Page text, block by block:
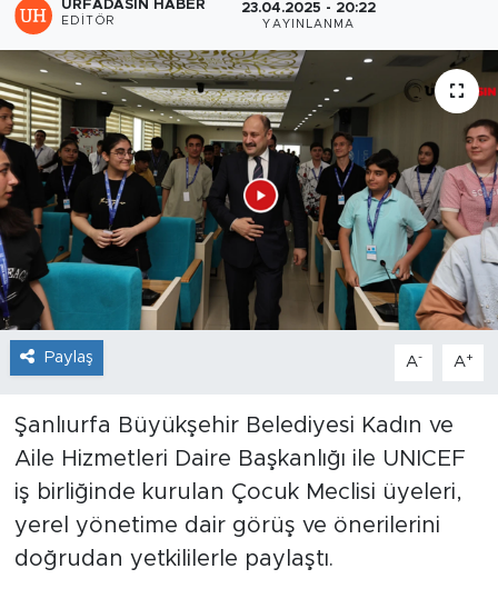
URFADASIN HABER
EDITÖR
23.04.2025 - 20:22
YAYINLANMA
Paylaş A- A+
Şanlıurfa Büyükşehir Belediyesi Kadın ve
Aile Hizmetleri Daire Başkanlığı ile UNICEF
iş birliğinde kurulan Çocuk Meclisi üyeleri,
yerel yönetime dair görüş ve önerilerini
doğrudan yetkililerle paylaştı.